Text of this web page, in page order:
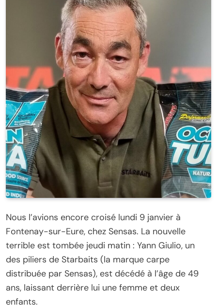
Nous l’avions encore croisé lundi 9 janvier à
Fontenay-sur-Eure, chez Sensas. La nouvelle
terrible est tombée jeudi matin : Yann Giulio, un
des piliers de Starbaits (la marque carpe
distribuée par Sensas), est décédé à l’âge de 49
ans, laissant derrière lui une femme et deux
enfants.